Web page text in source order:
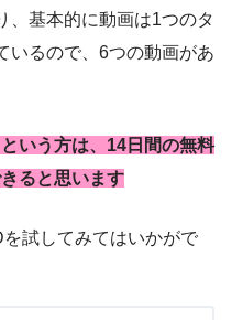
、基本的に動画は1つのタ
いるので、6つの動画があ
いう方は、14日間の無料
ると思います
試してみてはいかがで